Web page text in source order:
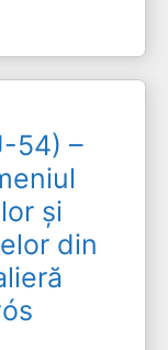
54) –
și
din